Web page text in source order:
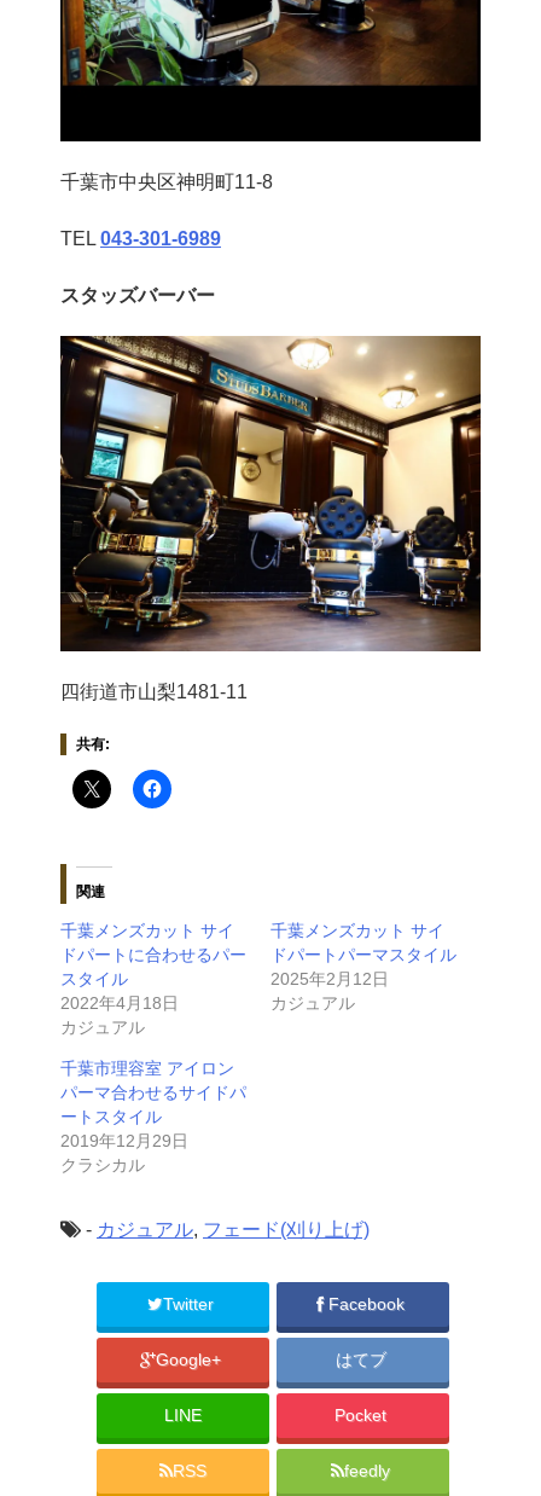
千葉市中央区神明町11-8
TEL 043‐301‐6989
スタッズバーバー
四街道市山梨1481-11
共有:
関連
千葉メンズカット サイ
ドパートに合わせるパー
スタイル
2022年4月18日
カジュアル
千葉メンズカット サイ
ドパートパーマスタイル
2025年2月12日
カジュアル
千葉市理容室 アイロン
パーマ合わせるサイドパ
ートスタイル
2019年12月29日
クラシカル
- カジュアル, フェード(刈り上げ)
Twitter Facebook
Google+ はてブ
LINE Pocket
RSS feedly